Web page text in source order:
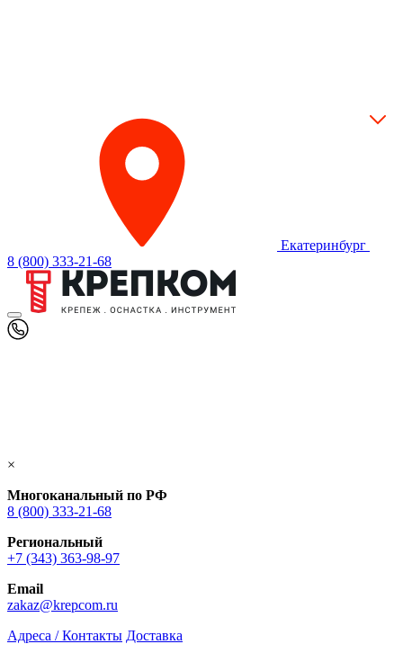
Екатеринбург
8 (800) 333-21-68
×
Многоканальный по РФ
8 (800) 333‑21-68
Региональный
+7 (343) 363-98-97
Email
zakaz@krepcom.ru
Адреса / Контакты Доставка